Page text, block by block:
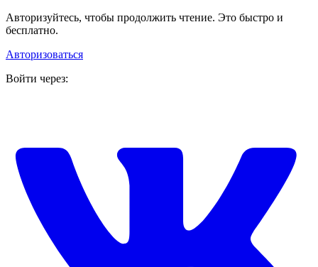
Авторизуйтесь, чтобы продолжить чтение. Это быстро и
бесплатно.
Авторизоваться
Войти через: